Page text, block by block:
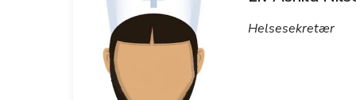
Helsesekretær